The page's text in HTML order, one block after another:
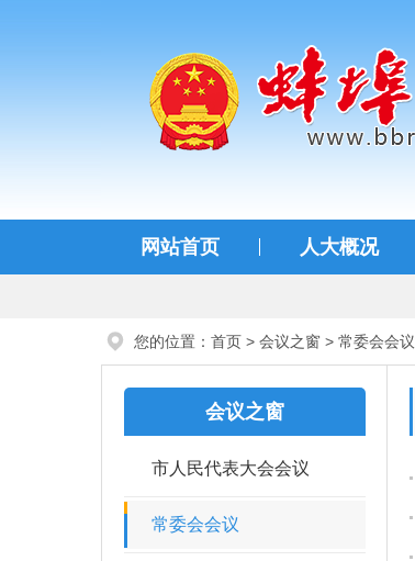
网站首页 人大概况
您的位置： 首页 > 会议之窗 > 常委会会议
会议之窗
市人民代表大会会议
常委会会议